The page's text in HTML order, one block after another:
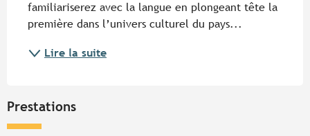
familiariserez avec la langue en plongeant tête la
première dans l’univers culturel du pays...
Lire la suite
Prestations